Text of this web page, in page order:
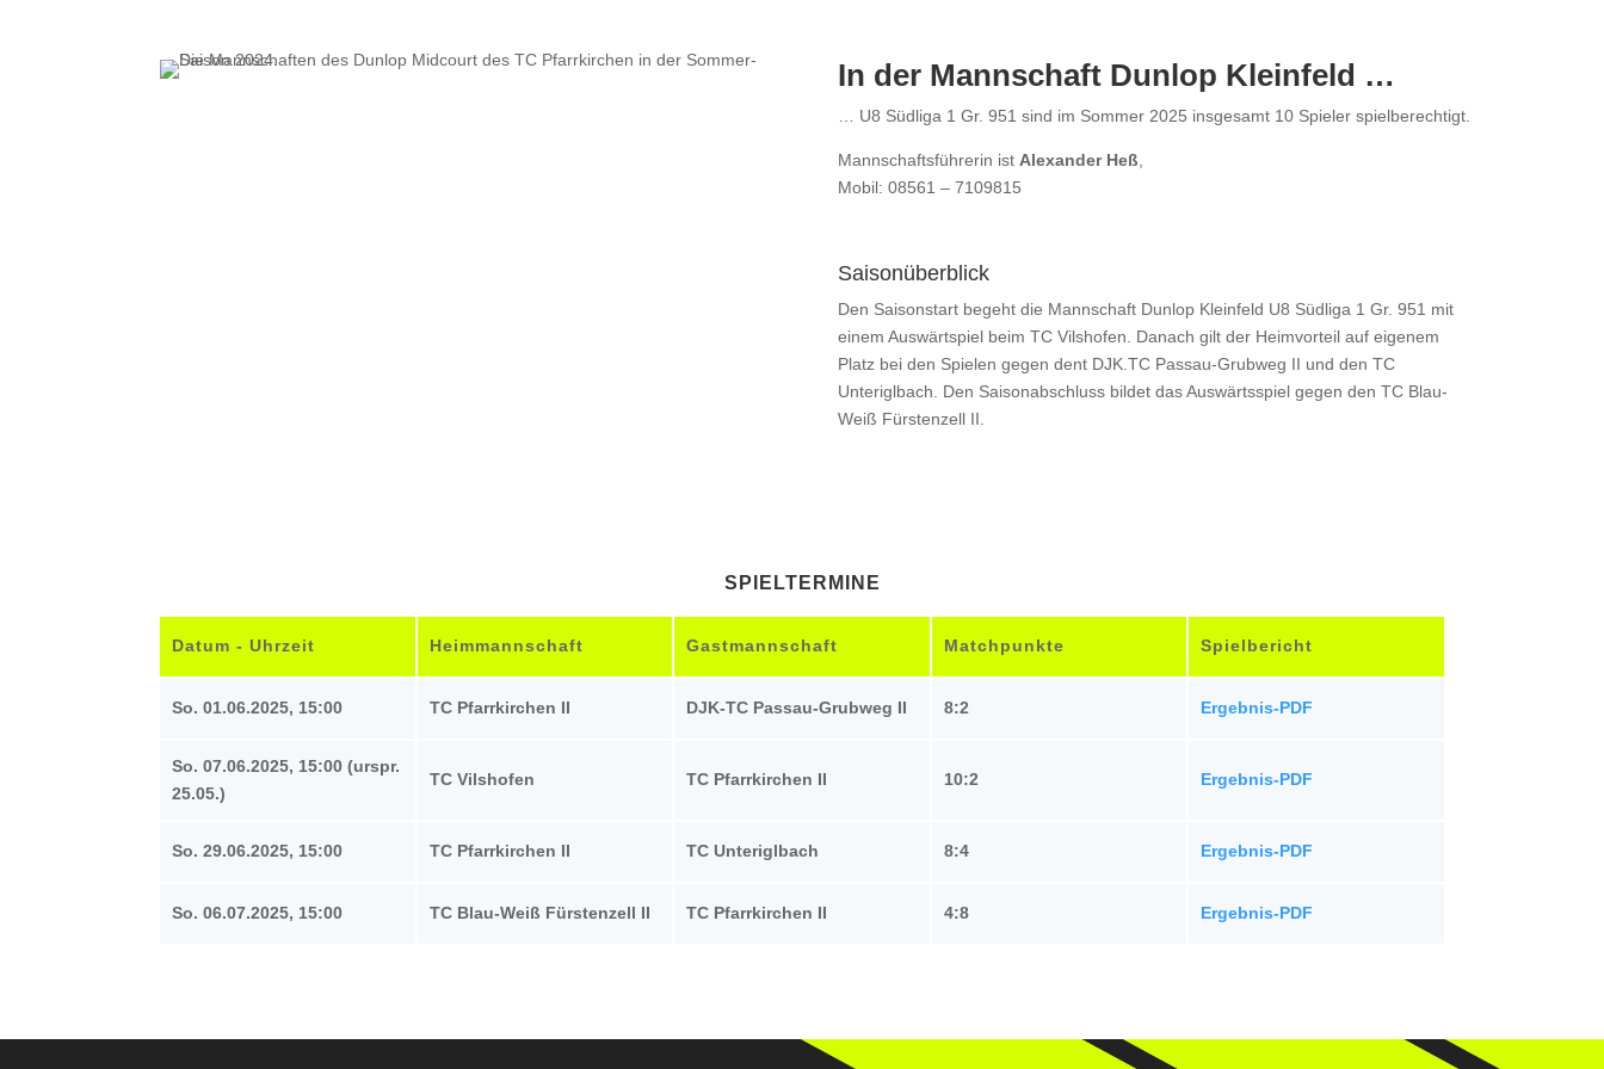
In der Mannschaft Dunlop Kleinfeld …
… U8 Südliga 1 Gr. 951 sind im Sommer 2025 insgesamt 10 Spieler spielberechtigt.
Mannschaftsführerin ist Alexander Heß
Mobil: 08561 – 7109815
Saisonüberblick
Den Saisonstart begeht die Mannschaft Dunlop Kleinfeld U8 Südliga 1 Gr. 951 mit
einem Auswärtspiel beim TC Vilshofen. Danach gilt der Heimvorteil auf eigenem
Platz bei den Spielen gegen dent DJK.TC Passau-Grubweg II und den TC
Unteriglbach. Den Saisonabschluss bildet das Auswärtsspiel gegen den TC Blau-
Weiß Fürstenzell II.
SPIELTERMINE
Datum - Uhrzeit Heimmannschaft Gastmannschaft Matchpunkte Spielbericht
So. 01.06.2025, 15:00 TC Pfarrkirchen II DJK-TC Passau-Grubweg II 8:2 Ergebnis-PDF
So. 07.06.2025, 15:00 (urspr.
25.05.)
TC Vilshofen TC Pfarrkirchen II 10:2 Ergebnis-PDF
So. 29.06.2025, 15:00 TC Pfarrkirchen II TC Unteriglbach 8:4 Ergebnis-PDF
So. 06.07.2025, 15:00 TC Blau-Weiß Fürstenzell II TC Pfarrkirchen II 4:8 Ergebnis-PDF